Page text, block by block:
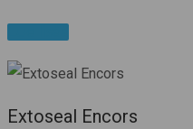
Extoseal Encors